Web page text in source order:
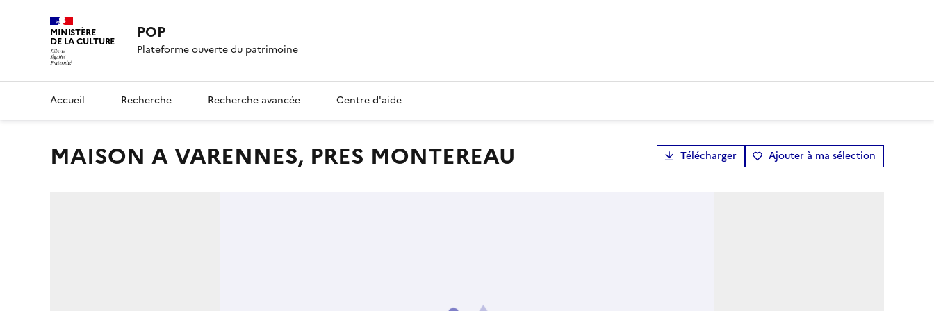
MINISTÈRE
DE LA CULTURE POP
Plateforme ouverte du patrimoine
Accueil Recherche Recherche avancée Centre d'aide
MAISON A VARENNES, PRES MONTEREAU Télécharger Ajouter à ma sélection